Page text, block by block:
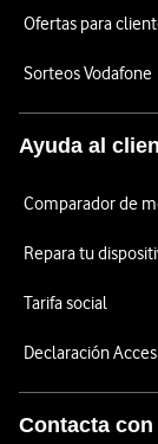
Ofertas para
Sorteos Vodafone
Ayuda al
Comparador de
Repara tu
Tarifa social
Declaración
Contacta